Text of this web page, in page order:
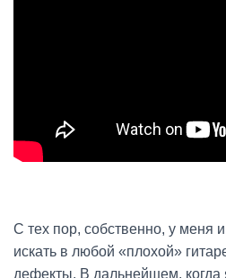
С тех пор, собственно, у меня
искать в любой «плохой»
дефекты. В дальнейшем, когда